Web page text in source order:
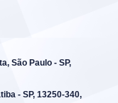
São Paulo - SP,
- SP, 13250-340,